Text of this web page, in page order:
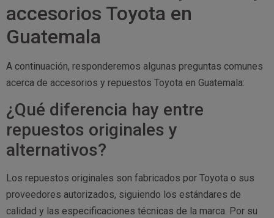
accesorios Toyota en
Guatemala
A continuación, responderemos algunas preguntas comunes
acerca de accesorios y repuestos Toyota en Guatemala:
¿Qué diferencia hay entre
repuestos originales y
alternativos?
Los repuestos originales son fabricados por Toyota o sus
proveedores autorizados, siguiendo los estándares de
calidad y las especificaciones técnicas de la marca. Por su